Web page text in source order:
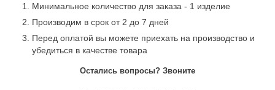
Минимальное количество для заказа - 1 изделие
Производим в срок от 2 до 7 дней
Перед оплатой вы можете приехать на производство и
убедиться в качестве товара
Остались вопросы? Звоните